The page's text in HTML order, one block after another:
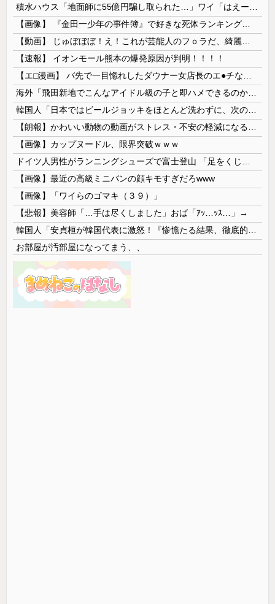
【速報】 イオンモール熊本の爆発原因が判明！！！！
【画像】カップヌードル、限界突破ｗｗｗ
【画像】最近の高級ミニバンの顔キモすぎだろwww
【画像】「ワイらのゴマキ（３９）」
【悲報】美容師「…手は尽くしました」おば「ｱｯ…ｯｽ…」→
お部屋が汚部屋になってまう、、